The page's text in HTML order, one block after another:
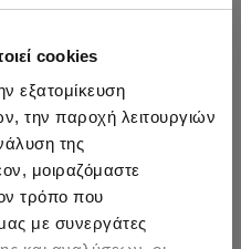
cookies
εξατομίκευση
την παροχή λειτουργιών
της
μοιραζόμαστε
τρόπο που
με συνεργάτες
Ανδρικό Βαμβακερό T-Shirt
με κλειστή λαιμόκοψη
16,30 €13,85 €